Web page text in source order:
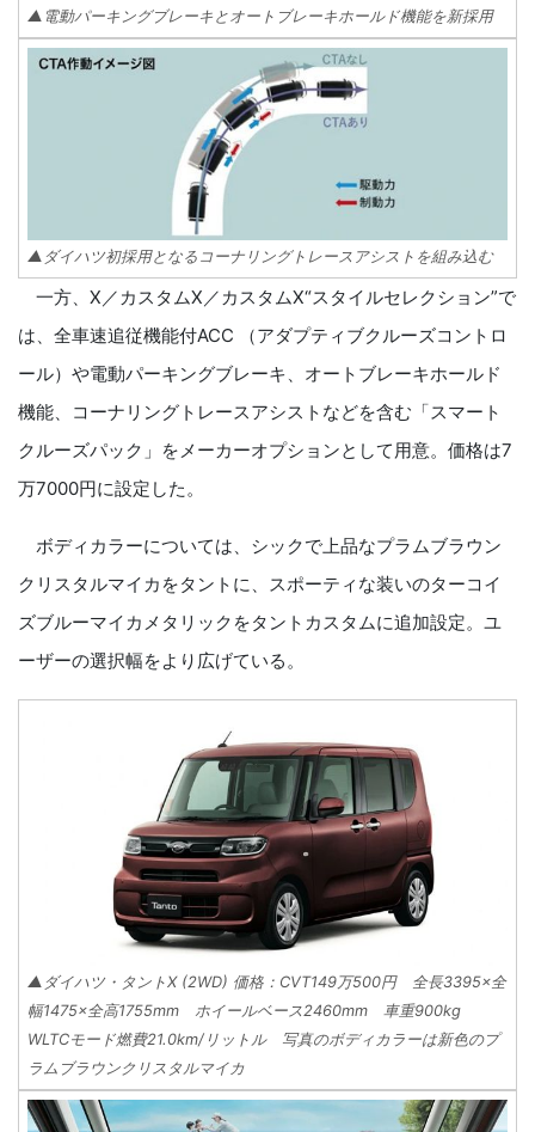
▲電動パーキングブレーキとオートブレーキホールド機能を新採用
▲ダイハツ初採用となるコーナリングトレースアシストを組み込む
一方、X／カスタムX／カスタムX“スタイルセレクション”で
は、全車速追従機能付ACC （アダプティブクルーズコントロ
ール）や電動パーキングブレーキ、オートブレーキホールド
機能、コーナリングトレースアシストなどを含む「スマート
クルーズパック」をメーカーオプションとして用意。価格は7
万7000円に設定した。
ボディカラーについては、シックで上品なプラムブラウン
クリスタルマイカをタントに、スポーティな装いのターコイ
ズブルーマイカメタリックをタントカスタムに追加設定。ユ
ーザーの選択幅をより広げている。
▲ダイハツ・タントX (2WD) 価格：CVT149万500円 全長3395×全
幅1475×全高1755mm ホイールベース2460mm 車重900kg
WLTCモード燃費21.0km/リットル 写真のボディカラーは新色のプ
ラムブラウンクリスタルマイカ